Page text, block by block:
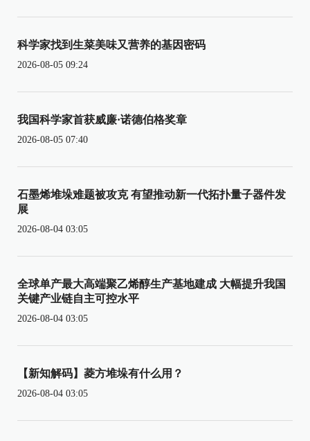
科学家找到生菜美味又营养的基因密码
2026-08-05 09:24
我国科学家首获威廉·诺德伯格奖章
2026-08-05 07:40
石墨烯堆垛难题被攻克 有望推动新一代拓扑量子器件发
展
2026-08-04 03:05
全球单产最大高端聚乙烯醇生产基地建成 大幅提升我国
关键产业链自主可控水平
2026-08-04 03:05
【新知解码】菱方堆垛有什么用？
2026-08-04 03:05